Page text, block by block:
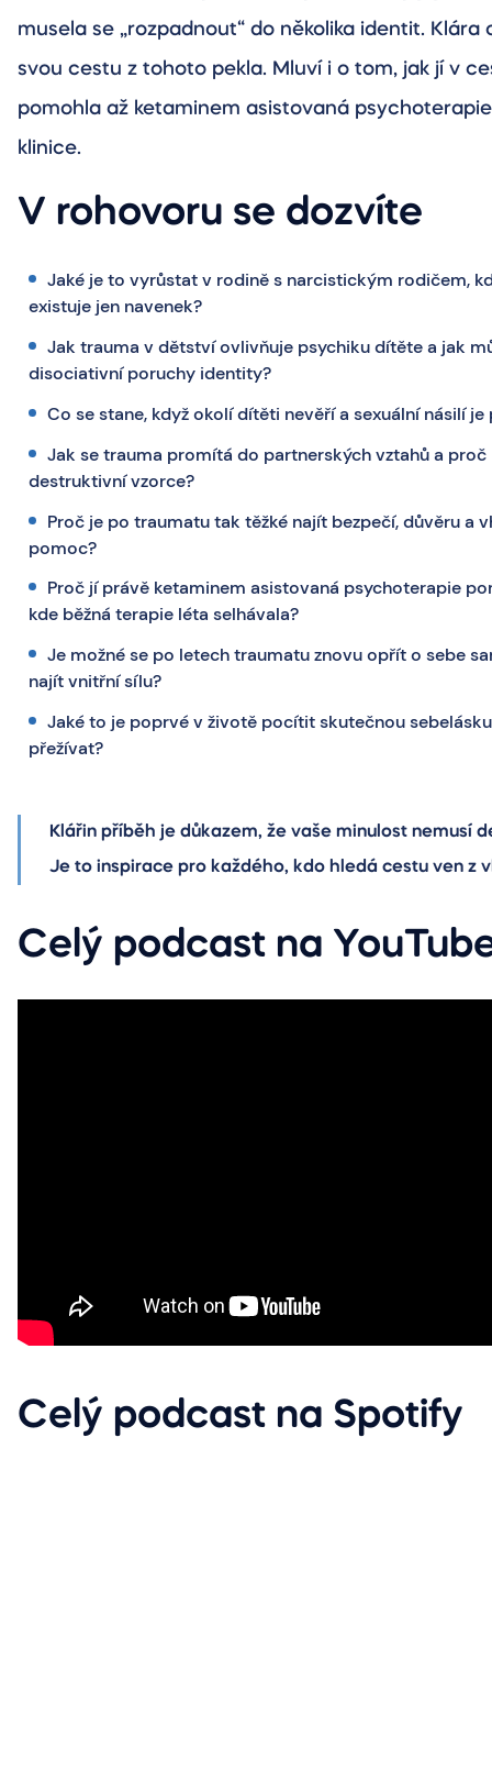
musela se „rozpadnout“ do několika identit. Klára
svou cestu z tohoto pekla. Mluví i o tom, jak jí v
pomohla až ketaminem asistovaná
klinice.
V rohovoru se dozvíte
Jaké je to vyrůstat v rodině s narcistickým rodičem,
existuje jen navenek?
Jak trauma v dětství ovlivňuje psychiku dítěte a jak
disociativní poruchy identity?
Co se stane, když okolí dítěti nevěří a sexuální násilí je
Jak se trauma promítá do partnerských vztahů a
destruktivní vzorce?
Proč je po traumatu tak těžké najít bezpečí, důvěru a
pomoc?
Proč jí právě ketaminem asistovaná psychoterapie
kde běžná terapie léta selhávala?
Je možné se po letech traumatu znovu opřít o sebe
najít vnitřní sílu?
Jaké to je poprvé v životě pocítit skutečnou
přežívat?
Klářin příběh je důkazem, že vaše minulost nemusí
Je to inspirace pro každého, kdo hledá cestu ven z
Celý podcast na
Celý podcast na Spotify